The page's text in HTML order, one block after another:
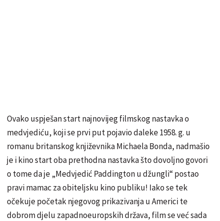
Ovako uspješan start najnovijeg filmskog nastavka o
medvjediću, koji se prvi put pojavio daleke 1958. g. u
romanu britanskog književnika Michaela Bonda, nadmašio
je i kino start oba prethodna nastavka što dovoljno govori
o tome da je „Medvjedić Paddington u džungli“ postao
pravi mamac za obiteljsku kino publiku! Iako se tek
očekuje početak njegovog prikazivanja u Americi te
dobrom djelu zapadnoeuropskih država, film se već sada